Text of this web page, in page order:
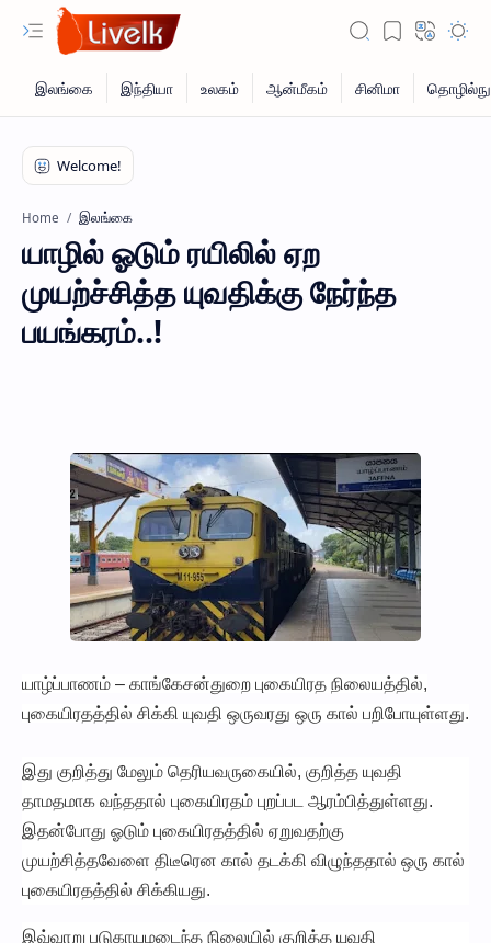
Home இலங்கை
யாழில் ஓடும் ரயிலில் ஏற
முயற்ச்சித்த யுவதிக்கு நேர்ந்த
பயங்கரம்..!
யாழ்ப்பாணம் – காங்கேசன்துறை புகையிரத நிலையத்தில்,
புகையிரதத்தில் சிக்கி யுவதி ஒருவரது ஒரு கால் பறிபோயுள்ளது.
இது குறித்து மேலும் தெரியவருகையில், குறித்த யுவதி
தாமதமாக வந்ததால் புகையிரதம் புறப்பட ஆரம்பித்துள்ளது.
இதன்போது ஓடும் புகையிரதத்தில் ஏறுவதற்கு
முயற்சித்தவேளை திடீரென கால் தடக்கி விழுந்ததால் ஒரு கால்
புகையிரதத்தில் சிக்கியது.
இவ்வாறு படுகாயமடைந்த நிலையில் குறித்த யுவதி